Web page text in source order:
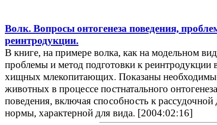
Волк. Вопросы онтогенеза поведения,
реинтродукции.
В книге, на примере волка, как на модельном
проблемы и метод подготовки к
хищных млекопитающих. Показаны
животных в процессе постнатального
поведения, включая способность к рассудочной
нормы, характерной для вида. [2004:02:16]